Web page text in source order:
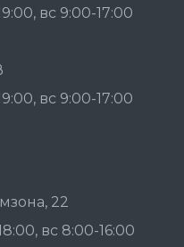
вс 9:00-17:00
вс 9:00-17:00
22
вс 8:00-16:00